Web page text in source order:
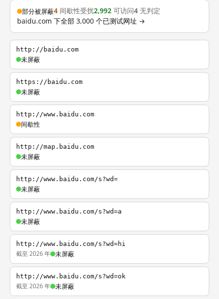
部分被屏蔽4 间歇性受扰2,992 可访问4 无判定
baidu.com 下全部 3,000 个已测试网址 →
http://baidu.com
未屏蔽
https://baidu.com
未屏蔽
http://www.baidu.com
间歇性
http://map.baidu.com
未屏蔽
http://www.baidu.com/s?wd=
未屏蔽
http://www.baidu.com/s?wd=a
未屏蔽
http://www.baidu.com/s?wd=hi
截至 2026 年 未屏蔽
http://www.baidu.com/s?wd=ok
截至 2026 年 未屏蔽